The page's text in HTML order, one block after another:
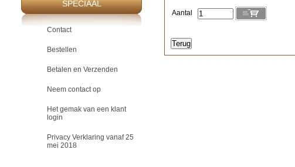
SPECIAAL
Contact
Bestellen
Betalen en Verzenden
Neem contact op
Het gemak van een klant
login
Privacy Verklaring vanaf 25
mei 2018
Aantal